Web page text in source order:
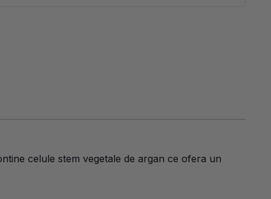
celule stem vegetale de argan ce ofera un